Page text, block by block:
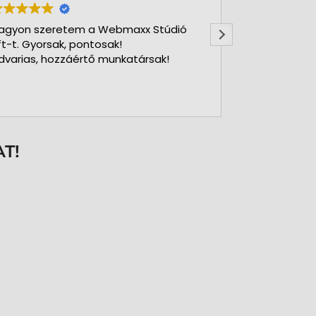
szeretem a Webmaxx Stúdió
t. Gyorsak, pontosak!
hozzáértő munkatársak!